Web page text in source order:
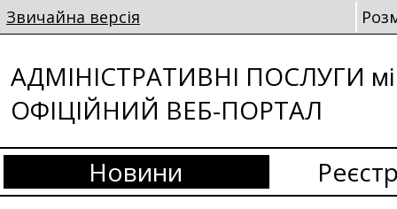
Звичайна версія
АДМІНІСТРАТИВНІ ПОСЛУГИ
ОФІЦІЙНИЙ ВЕБ-ПОРТАЛ
Новини